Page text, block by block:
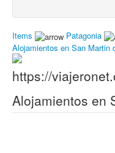
Items Patagonia
Alojamientos en San Martin
Alojamientos en